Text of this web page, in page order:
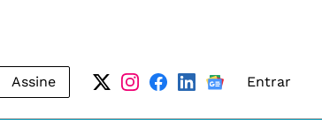
Assine Entrar